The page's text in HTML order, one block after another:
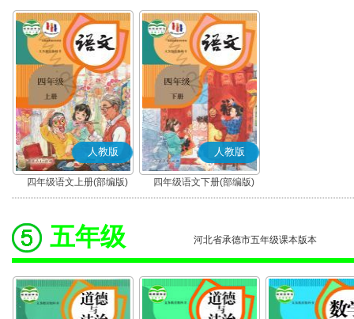
人教版
四年级语文上册(部编版)
人教版
四年级语文下册(部编版)
五年级 河北省承德市五年级课本版本